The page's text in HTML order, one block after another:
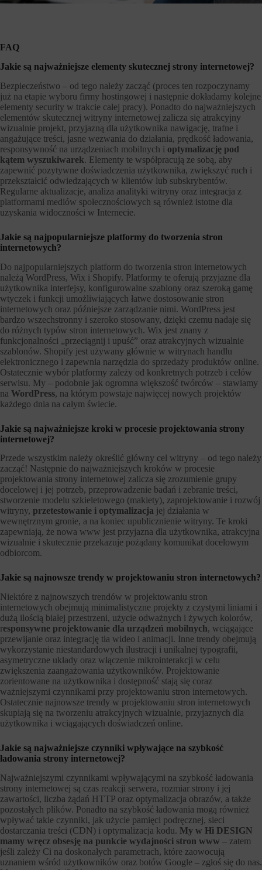
FAQ
Jakie są najważniejsze elementy skutecznej strony internetowej?
Bezpieczeństwo – od tego należy zacząć (proces ten rozpoczynamy
już na etapie wyboru firmy hostingowej i następnie dokładamy kolejne
elementy security w trakcie całej pracy). Ponadto do najważniejszych
elementów skutecznej witryny internetowej zalicza się atrakcyjny
wizualnie projekt, przyjazną dla użytkownika nawigację, trafne i
angażujące treści, jasne wezwania do działania, prędkość ładowania,
responsywność na urządzeniach mobilnych i optymalizację pod
kątem wyszukiwarek. Elementy te współpracują ze sobą, aby
zapewnić pozytywne doświadczenia użytkownika, zwiększyć ruch i
przekształcić odwiedzających w klientów lub subskrybentów.
Regularne aktualizacje, analiza analityki witryny oraz integracja z
platformami mediów społecznościowych są również istotne dla
uzyskania widoczności w Internecie.
Jakie są najpopularniejsze platformy do tworzenia stron
internetowych?
Do najpopularniejszych platform do tworzenia stron internetowych
należą WordPress, Wix i Shopify. Platformy te oferują przyjazne dla
użytkownika interfejsy, konfigurowalne szablony oraz szeroką gamę
wtyczek i funkcji umożliwiających łatwe dostosowanie stron
internetowych oraz późniejsze zarządzanie nimi. WordPress jest
bardzo wszechstronny i szeroko stosowany, dzięki czemu nadaje się
do różnych typów stron internetowych. Wix jest znany z
funkcjonalności „przeciągnij i upuść” oraz atrakcyjnych wizualnie
szablonów. Shopify jest używany głównie w witrynach handlu
elektronicznego i zapewnia narzędzia do sprzedaży produktów online.
Ostatecznie wybór platformy zależy od konkretnych potrzeb i celów
serwisu. My – podobnie jak ogromna większość twórców – stawiamy
na WordPress, na którym powstaje najwięcej nowych projektów
każdego dnia na całym świecie.
Jakie są najważniejsze kroki w procesie projektowania strony
internetowej?
Przede wszystkim należy określić główny cel witryny – od tego należy
zacząć! Następnie do najważniejszych kroków w procesie
projektowania strony internetowej zalicza się zrozumienie grupy
docelowej i jej potrzeb, przeprowadzenie badań i zebranie treści,
stworzenie modelu szkieletowego (makiety), zaprojektowanie i rozwój
witryny, przetestowanie i optymalizacja jej działania w
wewnętrznym gronie, a na koniec upublicznienie witryny. Te kroki
zapewniają, że nowa www jest przyjazna dla użytkownika, atrakcyjna
wizualnie i skutecznie przekazuje pożądany komunikat docelowym
odbiorcom.
Jakie są najnowsze trendy w projektowaniu stron internetowych?
Niektóre z najnowszych trendów w projektowaniu stron
internetowych obejmują minimalistyczne projekty z czystymi liniami i
dużą ilością białej przestrzeni, użycie odważnych i żywych kolorów,
responsywne projektowanie dla urządzeń mobilnych, wciągające
przewijanie oraz integrację tła wideo i animacji. Inne trendy obejmują
wykorzystanie niestandardowych ilustracji i unikalnej typografii,
asymetryczne układy oraz włączenie mikrointerakcji w celu
zwiększenia zaangażowania użytkowników. Projektowanie
zorientowane na użytkownika i dostępność stają się coraz
ważniejszymi czynnikami przy projektowaniu stron internetowych.
Ostatecznie najnowsze trendy w projektowaniu stron internetowych
skupiają się na tworzeniu atrakcyjnych wizualnie, przyjaznych dla
użytkownika i wciągających doświadczeń online.
Jakie są najważniejsze czynniki wpływające na szybkość
ładowania strony internetowej?
Najważniejszymi czynnikami wpływającymi na szybkość ładowania
strony internetowej są czas reakcji serwera, rozmiar strony i jej
zawartości, liczba żądań HTTP oraz optymalizacja obrazów, a także
pozostałych plików. Ponadto na szybkość ładowania mogą również
wpływać takie czynniki, jak użycie pamięci podręcznej, sieci
dostarczania treści (CDN) i optymalizacja kodu. My w Hi DESIGN
mamy wręcz obsesję na punkcie wydajności stron www – zatem
jeśli zależy Ci na doskonałych parametrach, które zaowocują
uznaniem wśród użytkowników oraz botów Google – zgłoś się do nas.